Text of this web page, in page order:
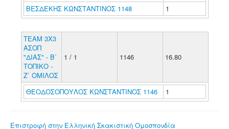
ΒΕΣΔΕΚΗΣ ΚΩΝΣΤΑΝΤΙΝΟΣ 1148
1
ΤΕΑΜ 3Χ3
ΑΣΟΠ
"ΔΙΑΣ" - Β΄
ΤΟΠΙΚΟ -
Ζ΄ ΟΜΙΛΟΣ
1 / 1 1146 16.80
ΘΕΟΔΟΣΟΠΟΥΛΟΣ ΚΩΝΣΤΑΝΤΙΝΟΣ 1146 1
Επιστροφή στην Ελληνική Σκακιστική Ομοσπονδία